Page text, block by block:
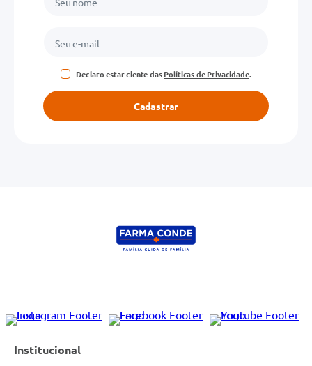
Declaro estar ciente dasPolíticas de Privacidade.
Cadastrar
Institucional